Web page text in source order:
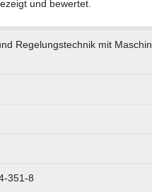
und bewertet.
Regelungstechnik mit
351-8